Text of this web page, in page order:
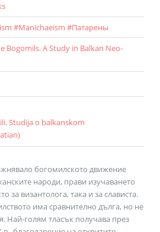
#Manichaeism #Патарены
Bogomils. A Study in Balkan Neo-
Studija o balkanskom
)
богомилското движение
народи, прави изучаването
за византолога, така и за слависта.
има сравнително дълга, но не
Най-голям тласък получава през